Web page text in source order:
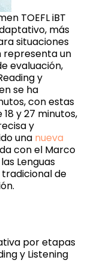
TOEFL iBT
más
situaciones
representa un
evaluación,
y
se ha
con estas
y 27 minutos,
y
una nueva
con el Marco
Lenguas
tradicional de
por etapas
y Listening